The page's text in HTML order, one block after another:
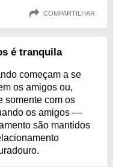
COMPARTILHAR
é tranquila
começam a se
os amigos ou,
somente com os
os amigos —
são mantidos